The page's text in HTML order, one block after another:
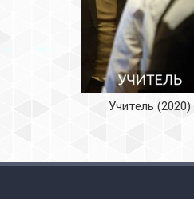
Учитель (2020)